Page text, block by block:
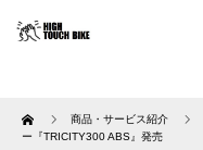
Home 商品・サービス紹介
ー『TRICITY300 ABS』発売